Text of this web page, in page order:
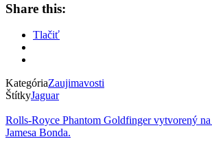
Share this:
Tlačiť
KategóriaZaujimavosti
ŠtítkyJaguar
Rolls-Royce Phantom Goldfinger vytvorený
Jamesa Bonda.